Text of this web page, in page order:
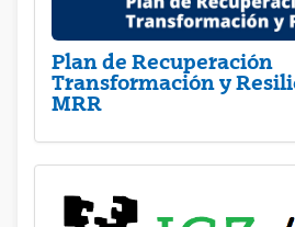
Plan de Recuperación
Transformación y
MRR